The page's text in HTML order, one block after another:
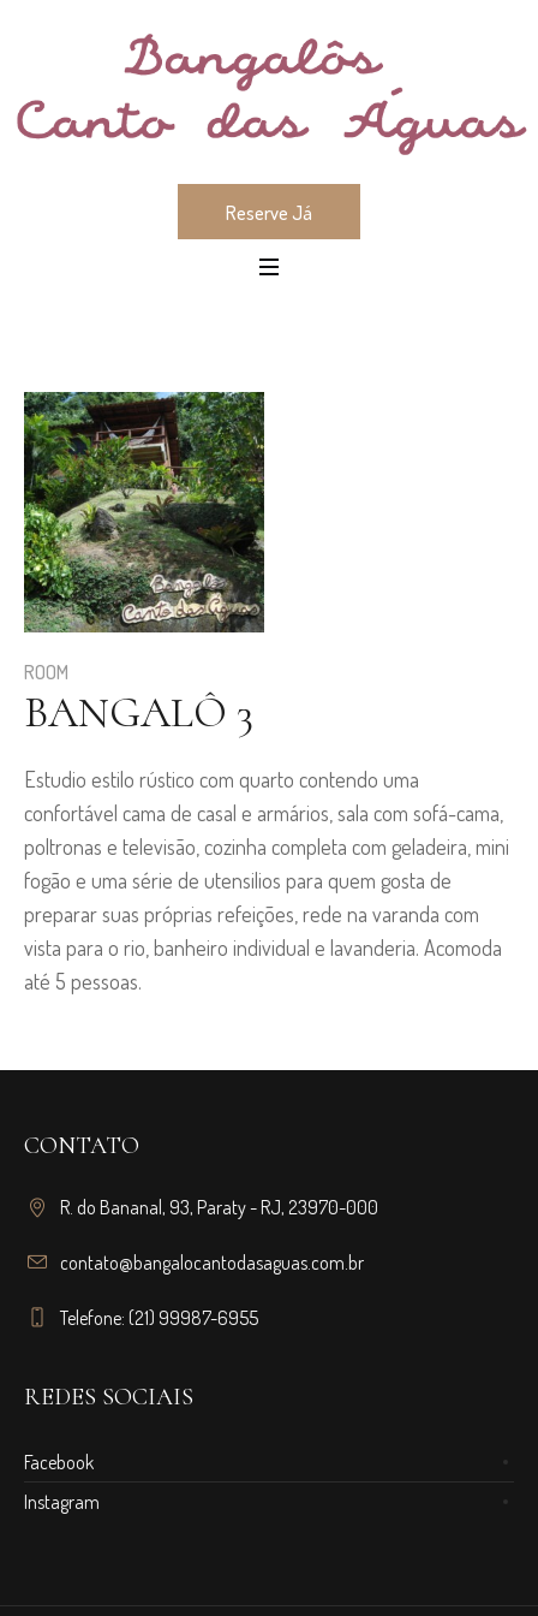
Reserve Já
ROOM
BANGALÔ 3
Estudio estilo rústico com quarto contendo uma
confortável cama de casal e armários, sala com sofá-cama,
poltronas e televisão, cozinha completa com geladeira, mini
fogão e uma série de utensilios para quem gosta de
preparar suas próprias refeições, rede na varanda com
vista para o rio, banheiro individual e lavanderia. Acomoda
até 5 pessoas.
CONTATO
R. do Bananal, 93, Paraty - RJ, 23970-000
contato@bangalocantodasaguas.com.br
Telefone: (21) 99987-6955
REDES SOCIAIS
Facebook
Instagram